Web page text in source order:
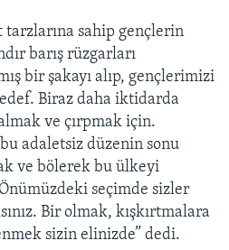
tarzlarına sahip gençlerin
barış rüzgarları
bir şakayı alıp, gençlerimizi
Biraz daha iktidarda
ve çırpmak için.
adaletsiz düzenin sonu
ve bölerek bu ülkeyi
seçimde sizler
Bir olmak, kışkırtmalara
sizin elinizde” dedi.